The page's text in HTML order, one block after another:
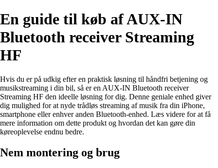
En guide til køb af AUX-IN
Bluetooth receiver Streaming
HF
Hvis du er på udkig efter en praktisk løsning til håndfri betjening og
musikstreaming i din bil, så er en AUX-IN Bluetooth receiver
Streaming HF den ideelle løsning for dig. Denne geniale enhed giver
dig mulighed for at nyde trådløs streaming af musik fra din iPhone,
smartphone eller enhver anden Bluetooth-enhed. Læs videre for at få
mere information om dette produkt og hvordan det kan gøre din
køreoplevelse endnu bedre.
Nem montering og brug